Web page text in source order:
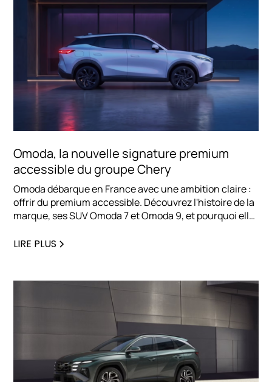
Omoda, la nouvelle signature premium
accessible du groupe Chery
Omoda débarque en France avec une ambition claire :
offrir du premium accessible. Découvrez l'histoire de la
marque, ses SUV Omoda 7 et Omoda 9, et pourquoi elle
alternative électrifiée haut de gamme.
LIRE PLUS